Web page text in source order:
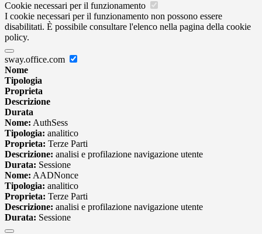
Cookie necessari per il funzionamento
I cookie necessari per il funzionamento non possono essere
disabilitati. È possibile consultare l'elenco nella pagina della cookie
policy.
sway.office.com
Nome
Tipologia
Proprieta
Descrizione
Durata
Nome: AuthSess
Tipologia: analitico
Proprieta: Terze Parti
Descrizione: analisi e profilazione navigazione utente
Durata: Sessione
Nome: AADNonce
Tipologia: analitico
Proprieta: Terze Parti
Descrizione: analisi e profilazione navigazione utente
Durata: Sessione